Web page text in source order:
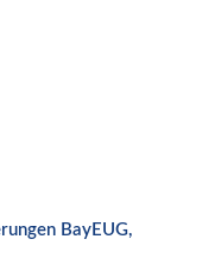
BayEUG,